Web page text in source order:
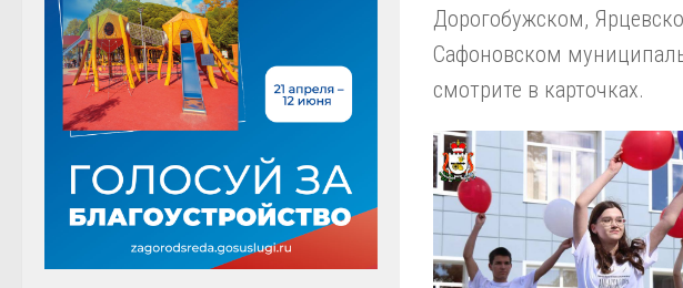
Дорогобужском,
Сафоновском
смотрите в карточках.